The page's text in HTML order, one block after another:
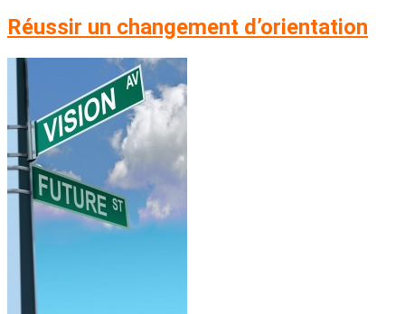
Réussir un changement d’orientation